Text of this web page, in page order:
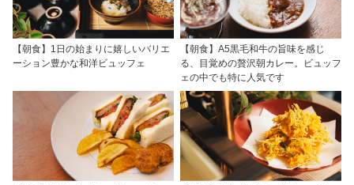
【朝食】1日の始まりに嬉しいバリエ
ーション豊かな和洋ビュッフェ
【朝食】A5黒毛和牛の旨味を感じ
る、目覚めの贅沢朝カレー。ビュッフ
ェの中でも特に人気です